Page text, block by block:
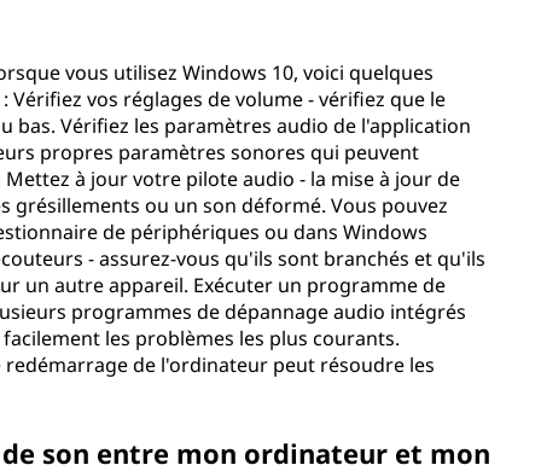
vous utilisez Windows 10, voici quelques
vos réglages de volume - vérifiez que le
bas. Vérifiez les paramètres audio de l'application
propres paramètres sonores qui peuvent
à jour votre pilote audio - la mise à jour de
grésillements ou un son déformé. Vous pouvez
de périphériques ou dans Windows
- assurez-vous qu'ils sont branchés et qu'ils
un autre appareil. Exécuter un programme de
programmes de dépannage audio intégrés
les problèmes les plus courants.
redémarrage de l'ordinateur peut résoudre les
son entre mon ordinateur et mon